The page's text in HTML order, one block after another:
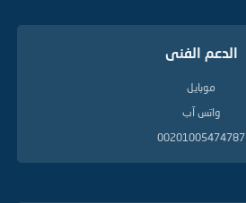
الدعم الفنى
موبايل
واتس آب
00201005474787